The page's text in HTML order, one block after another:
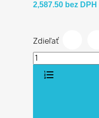
2,587.50 bez DPH
Zdieľať